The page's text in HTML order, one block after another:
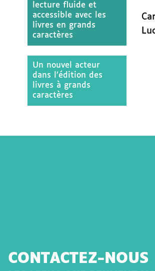
lecture fluide et
accessible avec les
livres en grands
caractères
Un nouvel acteur
dans l’édition des
livres à grands
caractères
CONTACTEZ-NOUS